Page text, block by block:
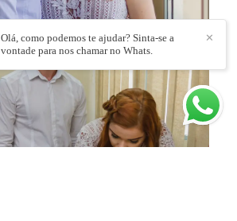
✕
Olá, como podemos te ajudar? Sinta-se a
vontade para nos chamar no Whats.